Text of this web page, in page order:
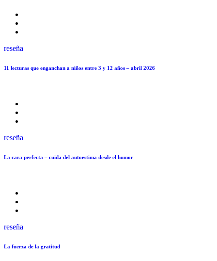
reseña
11 lecturas que enganchan a niños entre 3 y 12 años – abril 2026
reseña
La cara perfecta – cuida del autoestima desde el humor
reseña
La fuerza de la gratitud